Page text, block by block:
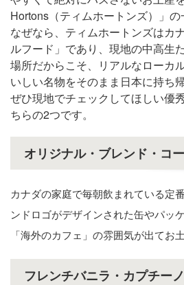
Hortons（ティムホートンズ）」の
なぜなら、ティムホートンズはカ
ルフード」であり、現地の中高生
場所だからこそ、リアルなローカ
いしい名物をそのまま日本に持ち
ぜひ現地でチェックしてほしい優
ちらの2つです。
オリジナル・ブレンド・コ
カナダの家庭で毎朝飲まれている定
ンドロゴがデザインされた缶やパッ
「海外のカフェ」の雰囲気が出てお
フレンチバニラ・カプチー